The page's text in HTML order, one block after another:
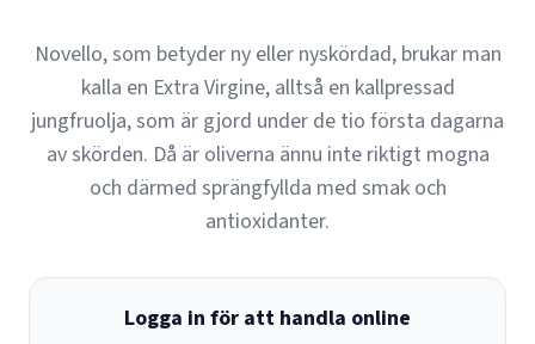
Novello, som betyder ny eller nyskördad, brukar man
kalla en Extra Virgine, alltså en kallpressad
jungfruolja, som är gjord under de tio första dagarna
av skörden. Då är oliverna ännu inte riktigt mogna
och därmed sprängfyllda med smak och
antioxidanter.
Logga in för att handla online